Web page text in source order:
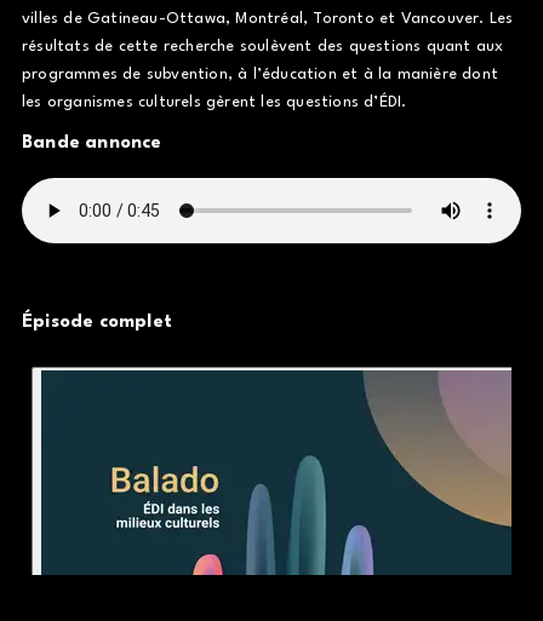
villes de Gatineau-Ottawa, Montréal, Toronto et Vancouver. Les
résultats de cette recherche soulèvent des questions quant aux
programmes de subvention, à l’éducation et à la manière dont
les organismes culturels gèrent les questions d’ÉDI.
Bande annonce
Épisode complet